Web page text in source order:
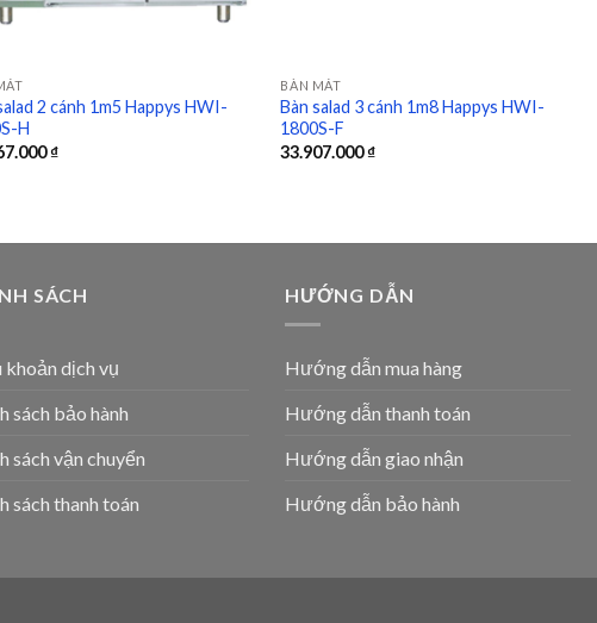
2 cánh 1m5 Happys HWI-
H
₫
BÀN MÁT
Bàn salad 3 cánh 1m8 Happys HWI-
1800S-F
33.907.000₫
SÁCH
dịch vụ
sách bảo hành
sách vận chuyển
sách thanh toán
HƯỚNG DẪN
Hướng dẫn mua hàng
Hướng dẫn thanh toán
Hướng dẫn giao nhận
Hướng dẫn bảo hành